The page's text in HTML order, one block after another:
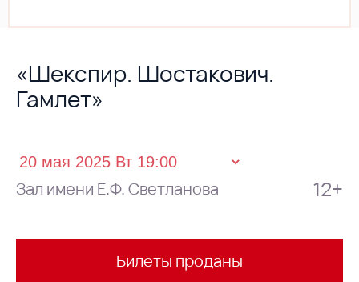
«Шекспир. Шостакович.
Гамлет»
Зал имени Е.Ф. Светланова 12+
Билеты проданы